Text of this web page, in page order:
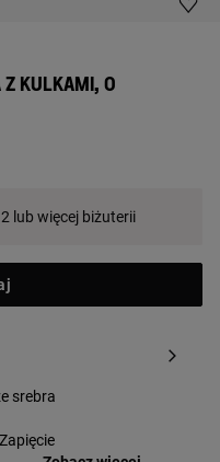
Z KULKAMI, O
lub więcej biżuterii
srebra